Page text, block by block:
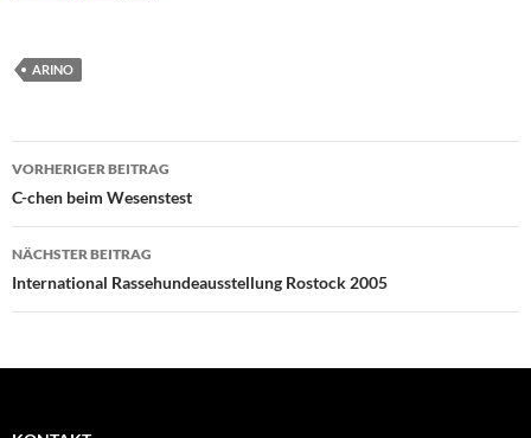
ARINO
Beitragsnavigation
VORHERIGER BEITRAG
C-chen beim Wesenstest
NÄCHSTER BEITRAG
International Rassehundeausstellung Rostock 2005